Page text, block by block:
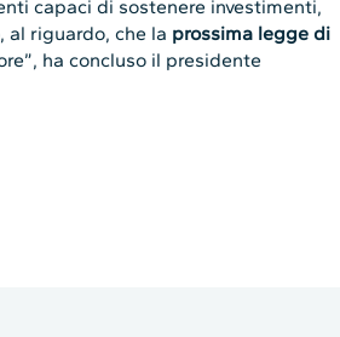
capaci di sostenere investimenti,
al riguardo, che la prossima legge di
ha concluso il presidente